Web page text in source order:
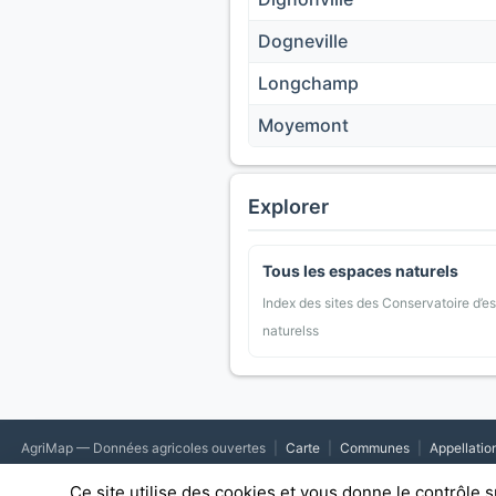
Dogneville
Longchamp
Moyemont
Explorer
Tous les espaces naturels
Index des sites des Conservatoire
naturelss
AgriMap — Données agricoles ouvertes Carte Communes